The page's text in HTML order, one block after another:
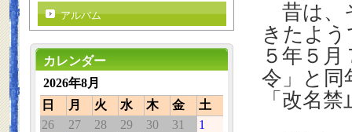
昔は、
きたよ
５年５
令」と同
「改名
アルバム
カレンダー
2026年8月
日
月 火 水 木 金
土
26
27 28 29 30 31
1